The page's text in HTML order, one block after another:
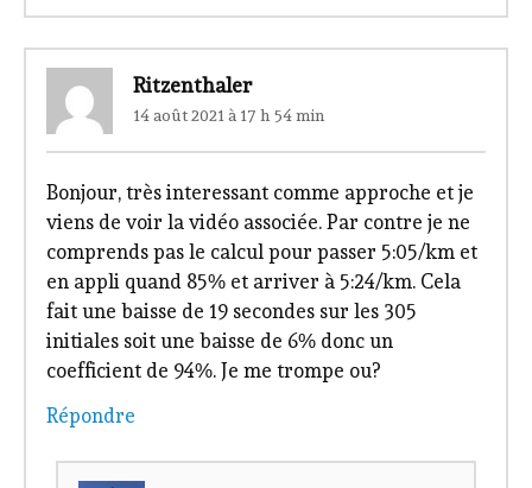
Ritzenthaler
14 août 2021 à 17 h 54 min
Bonjour, très interessant comme approche et je
viens de voir la vidéo associée. Par contre je ne
comprends pas le calcul pour passer 5:05/km et
en appli quand 85% et arriver à 5:24/km. Cela
fait une baisse de 19 secondes sur les 305
initiales soit une baisse de 6% donc un
coefficient de 94%. Je me trompe ou?
Répondre